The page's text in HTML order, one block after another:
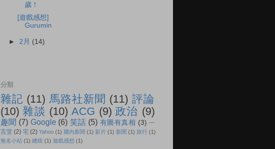
歲！
[遊戲感想]
Gurumin
► 2月 (14)
分類
雜記 (11) 馬路社新聞 (11) 評論
(10) 雜談 (10) ACG (9) 政治 (9)
趣聞 (7) Google (6) 笑話 (5) 有圖有真相 (3) 一
言堂 (2) 宅 (2) Yahoo (1) 國內新聞 (1) 影片 (1) 新聞 (1) 旅行 (1)
無名小站 (1) 總統 (1) 遊戲感想 (1)